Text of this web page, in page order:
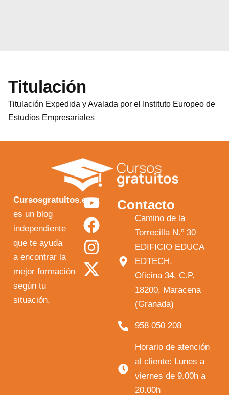
Titulación
Titulación Expedida y Avalada por el Instituto Europeo de
Estudios Empresariales
Cursosgratuitos.es
es un blog
independiente
que te ayuda
a encontrar la
mejor formación
según tu
situación.
Y
o
u
t
u
F
a
c
e
b
I
n
s
t
a
X
-
t
w
i
Contacto
Camino de la
Torrecilla N.º 30
EDIFICIO EDUCA
EDTECH,
Oficina 34, C.P.
18200, Maracena
(Granada)
958 050 208
Horario de atención
al cliente: Lunes a
viernes de 9.00h a
20.00h